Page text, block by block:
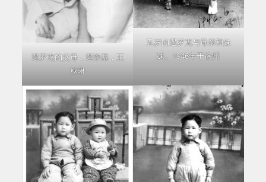
遇罗克的父母，遇崇基，王
秋琳
五岁的遇罗克与母亲和妹
妹。1946年于徐州